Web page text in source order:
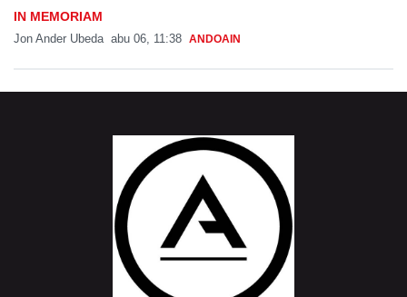
IN MEMORIAM
Jon Ander Ubeda abu 06, 11:38 ANDOAIN